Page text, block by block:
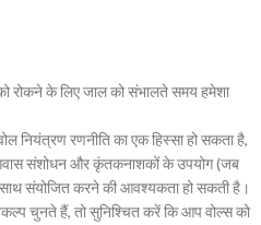
रोकने के लिए जाल को संभालते समय हमेशा
नियंत्रण रणनीति का एक हिस्सा हो सकता है,
संशोधन और कृंतकनाशकों के उपयोग (जब
संयोजित करने की आवश्यकता हो सकती है।
चुनते हैं, तो सुनिश्चित करें कि आप वोल्स को